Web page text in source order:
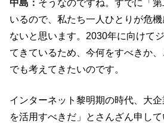
中島： そうなのですね。すでに「
いるので、私たち一人ひとりが危
ないと思います。2030年に向けて
てきているため、今何をすべきか
でも考えてきたいのです。
インターネット黎明期の時代、大
を活用すべきだ」とさんざん申し